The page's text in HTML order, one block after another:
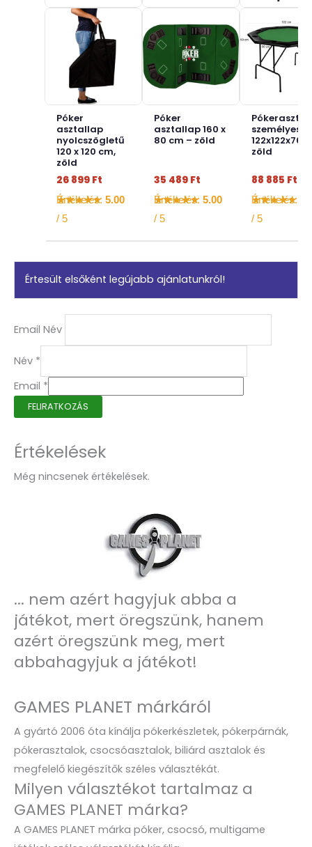
Póker
asztallap
nyolcszögletű
120 x 120 cm,
zöld
26 899 Ft
Értékelés:5.00
/ 5
Póker
asztallap 160 x
80 cm – zöld
35 489 Ft
Értékelés:5.00
/ 5
személyes,
zöld
88 885 Ft
Értékelés:
/ 5
Értesült elsőként legújabb ajánlatunkról!
Email Név
Név *
Email *
FELIRATKOZÁS
Értékelések
Még nincsenek értékelések.
... nem azért hagyjuk abba a
játékot, mert öregszünk, hanem
azért öregszünk meg, mert
abbahagyjuk a játékot!
GAMES PLANET márkáról
A gyártó 2006 óta kínálja pókerkészletek, pókerpárnák,
pókerasztalok, csocsóasztalok, biliárd asztalok és
megfelelő kiegészítők széles választékát.
Milyen választékot tartalmaz a
GAMES PLANET márka?
A GAMES PLANET márka póker, csocsó, multigame